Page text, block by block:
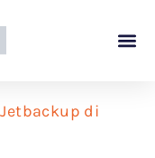
di